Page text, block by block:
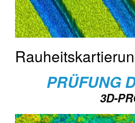
PRÜFUNG
3D-